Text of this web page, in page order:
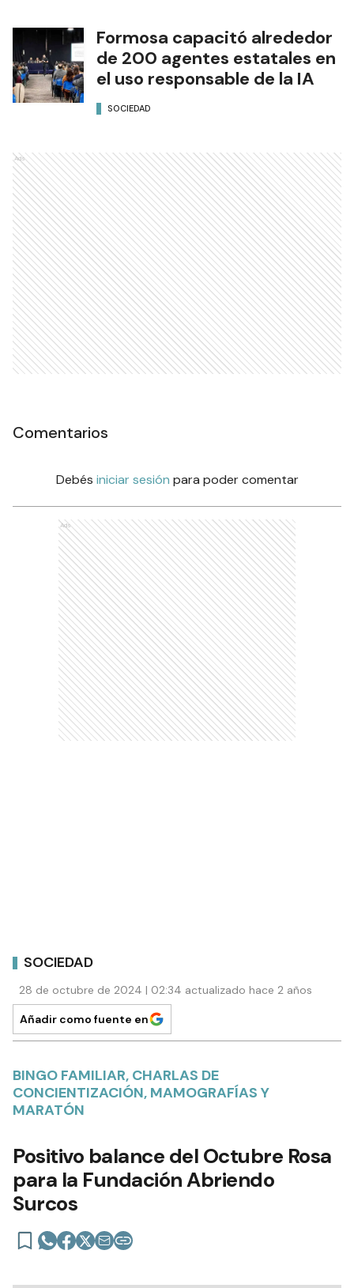
Formosa capacitó alrededor
de 200 agentes estatales en
el uso responsable de la IA
SOCIEDAD
Ads
Comentarios
Debés iniciar sesión para poder comentar
Ads
SOCIEDAD
28 de octubre de 2024 | 02:34 actualizado hace 2 años
Añadir como fuente en
BINGO FAMILIAR, CHARLAS DE
CONCIENTIZACIÓN, MAMOGRAFÍAS Y
MARATÓN
Positivo balance del Octubre Rosa
para la Fundación Abriendo
Surcos